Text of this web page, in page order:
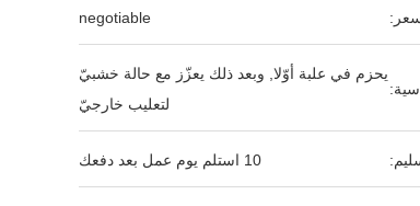
negotiable
يحزم في علبة أوّلا, وبعد ذلك يعزّز مع حالة خشبيّ
لتعليب خارجيّ
10 استلم يوم عمل بعد دفعك